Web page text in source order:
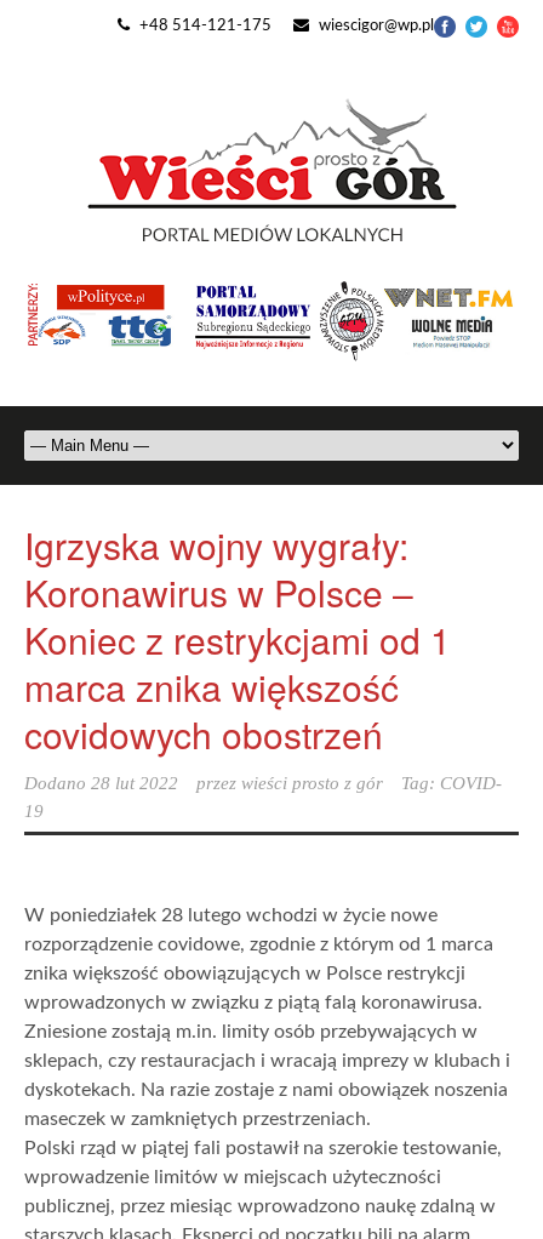
+48 514-121-175 wiescigor@wp.pl
Igrzyska wojny wygrały:
Koronawirus w Polsce –
Koniec z restrykcjami od 1
marca znika większość
covidowych obostrzeń
Dodano 28 lut 2022 przez wieści prosto z gór Tag: COVID-
19
W poniedziałek 28 lutego wchodzi w życie nowe
rozporządzenie covidowe, zgodnie z którym od 1 marca
znika większość obowiązujących w Polsce restrykcji
wprowadzonych w związku z piątą falą koronawirusa.
Zniesione zostają m.in. limity osób przebywających w
sklepach, czy restauracjach i wracają imprezy w klubach i
dyskotekach. Na razie zostaje z nami obowiązek noszenia
maseczek w zamkniętych przestrzeniach.
Polski rząd w piątej fali postawił na szerokie testowanie,
wprowadzenie limitów w miejscach użyteczności
publicznej, przez miesiąc wprowadzono naukę zdalną w